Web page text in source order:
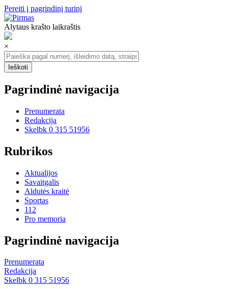
Pereiti į pagrindinį turinį
Alytaus krašto laikraštis
×
Pagrindinė navigacija
Prenumerata
Redakcija
Skelbk 0 315 51956
Rubrikos
Aktualijos
Savaitgalis
Aldutės kraitė
Sportas
112
Pro memoria
Pagrindinė navigacija
Prenumerata
Redakcija
Skelbk 0 315 51956